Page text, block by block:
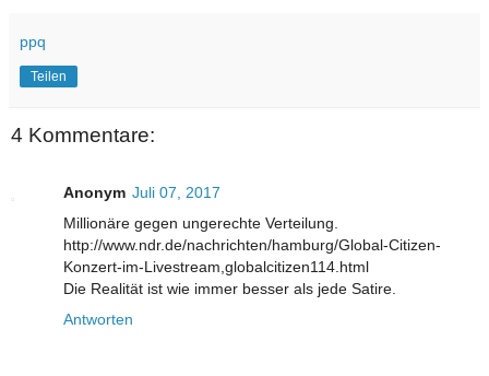
ppq
Teilen
4 Kommentare:
Anonym Juli 07, 2017
Millionäre gegen ungerechte Verteilung.
http://www.ndr.de/nachrichten/hamburg/Global-Citizen-
Konzert-im-Livestream,globalcitizen114.html
Die Realität ist wie immer besser als jede Satire.
Antworten